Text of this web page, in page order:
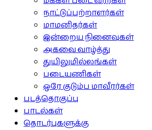
நாட்டுப்பற்றாளர்கள்
மாமனிதர்கள்
இன்றைய நினைவுகள்
அகவை வாழ்த்து
துயிலுமில்லங்கள்
படையணிகள்
ஒரே குடும்ப மாவீரர்கள்
படத்தொகுப்பு
பாடல்கள்
தொடர்புகளுக்கு